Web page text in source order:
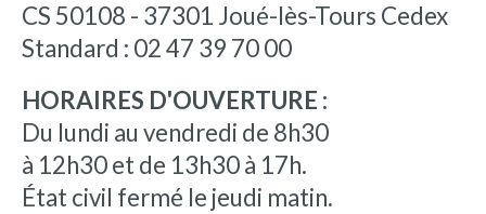
CS 50108 - 37301 Joué-lès-Tours Cedex
Standard : 02 47 39 70 00
HORAIRES D'OUVERTURE :
Du lundi au vendredi de 8h30
à 12h30 et de 13h30 à 17h.
État civil fermé le jeudi matin.